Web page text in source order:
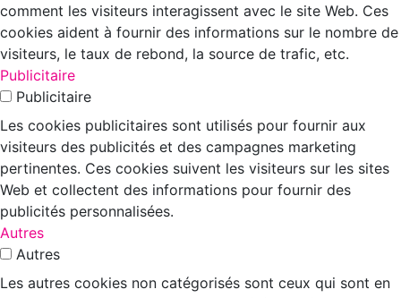
comment les visiteurs interagissent avec le site Web. Ces
cookies aident à fournir des informations sur le nombre de
visiteurs, le taux de rebond, la source de trafic, etc.
Publicitaire
Publicitaire
Les cookies publicitaires sont utilisés pour fournir aux
visiteurs des publicités et des campagnes marketing
pertinentes. Ces cookies suivent les visiteurs sur les sites
Web et collectent des informations pour fournir des
publicités personnalisées.
Autres
Autres
Les autres cookies non catégorisés sont ceux qui sont en